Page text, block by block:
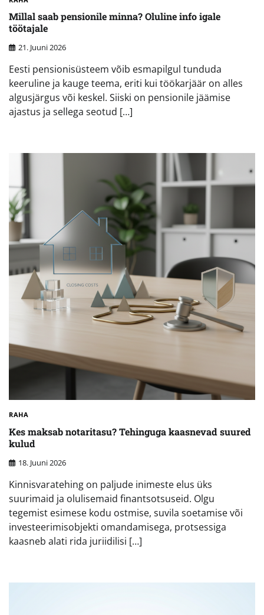
Millal saab pensionile minna? Oluline info igale
töötajale
21. Juuni 2026
Eesti pensionisüsteem võib esmapilgul tunduda
keeruline ja kauge teema, eriti kui töökarjäär on alles
algusjärgus või keskel. Siiski on pensionile jäämise
ajastus ja sellega seotud […]
RAHA
Kes maksab notaritasu? Tehinguga kaasnevad suured
kulud
18. Juuni 2026
Kinnisvaratehing on paljude inimeste elus üks
suurimaid ja olulisemaid finantsotsuseid. Olgu
tegemist esimese kodu ostmise, suvila soetamise või
investeerimisobjekti omandamisega, protsessiga
kaasneb alati rida juriidilisi […]